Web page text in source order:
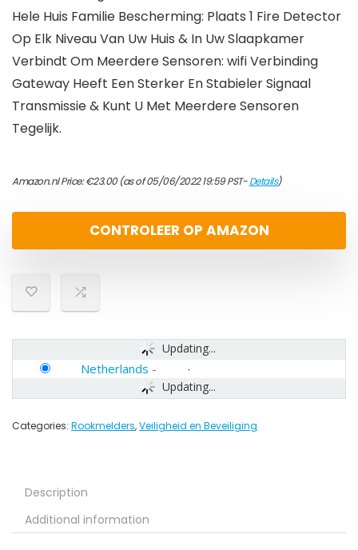
Hele Huis Familie Bescherming: Plaats 1 Fire Detector
Op Elk Niveau Van Uw Huis & In Uw Slaapkamer
Verbindt Om Meerdere Sensoren: wifi Verbinding
Gateway Heeft Een Sterker En Stabieler Signaal
Transmissie & Kunt U Met Meerdere Sensoren
Tegelijk.
Amazon.nl Price:€23.00(as of 05/06/2022 19:59 PST-Details)
CONTROLEER OP AMAZON
Updating...
Updating...
Netherlands -
Categories: Rookmelders,Veiligheid en Beveiliging
Description
Additional information